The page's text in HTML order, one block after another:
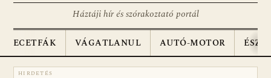
Háztáji hír és szórakoztató portál
ECETFÁK VÁGATLANUL AUTÓ-MOTOR
HIRDETÉS